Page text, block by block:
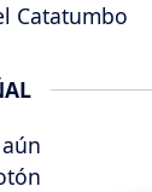
Catatumbo